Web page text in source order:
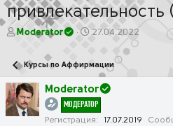
привлекательность
А
о
р
т
е
Moderator
Д
а
а
ч
а
27.04.2022
Курсы по Аффирмации
Moderator
МОДЕРАТОР
Регистрация 17.07.2019